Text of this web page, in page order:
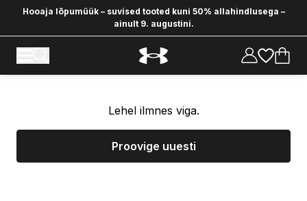
Hooaja lõpumüük – suvised tooted kuni 50% allahindlusega –
ainult 9. augustini.
Lehel ilmnes viga.
Proovige uuesti